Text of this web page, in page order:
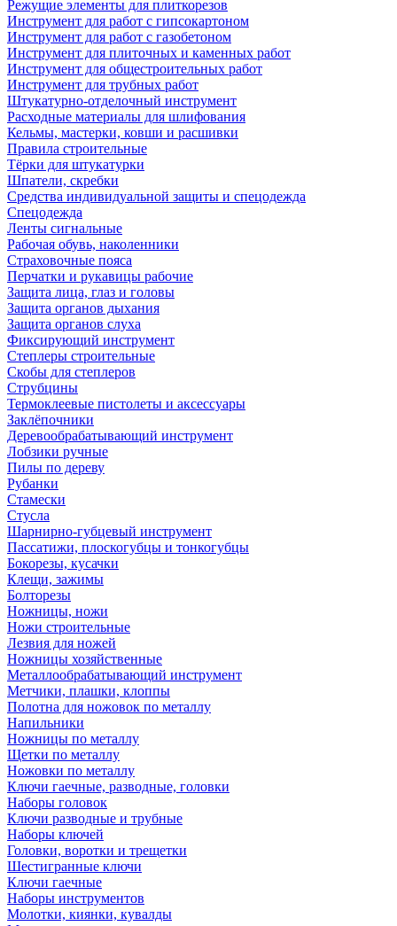
Режущие элементы для плиткорезов
Инструмент для работ с гипсокартоном
Инструмент для работ с газобетоном
Инструмент для плиточных и каменных работ
Инструмент для общестроительных работ
Инструмент для трубных работ
Штукатурно-отделочный инструмент
Расходные материалы для шлифования
Кельмы, мастерки, ковши и расшивки
Правила строительные
Тёрки для штукатурки
Шпатели, скребки
Средства индивидуальной защиты и спецодежда
Спецодежда
Ленты сигнальные
Рабочая обувь, наколенники
Страховочные пояса
Перчатки и рукавицы рабочие
Защита лица, глаз и головы
Защита органов дыхания
Защита органов слуха
Фиксирующий инструмент
Степлеры строительные
Скобы для степлеров
Струбцины
Термоклеевые пистолеты и аксессуары
Заклёпочники
Деревообрабатывающий инструмент
Лобзики ручные
Пилы по дереву
Рубанки
Стамески
Стусла
Шарнирно-губцевый инструмент
Пассатижи, плоскогубцы и тонкогубцы
Бокорезы, кусачки
Клещи, зажимы
Болторезы
Ножницы, ножи
Ножи строительные
Лезвия для ножей
Ножницы хозяйственные
Металлообрабатывающий инструмент
Метчики, плашки, клоппы
Полотна для ножовок по металлу
Напильники
Ножницы по металлу
Щетки по металлу
Ножовки по металлу
Ключи гаечные, разводные, головки
Наборы головок
Ключи разводные и трубные
Наборы ключей
Головки, воротки и трещетки
Шестигранные ключи
Ключи гаечные
Наборы инструментов
Молотки, киянки, кувалды